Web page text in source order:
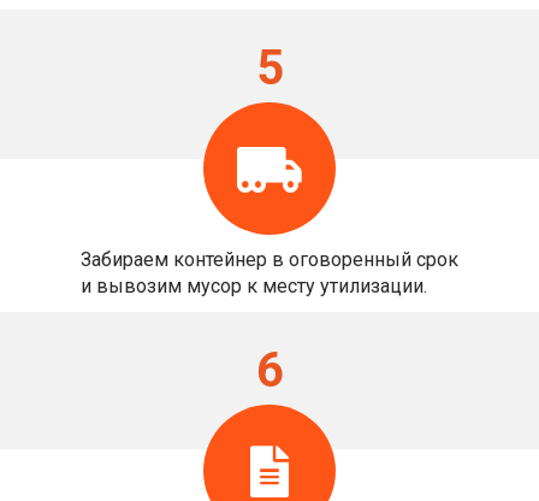
Забираем контейнер в оговоренный срок
и вывозим мусор к месту утилизации.
5
6